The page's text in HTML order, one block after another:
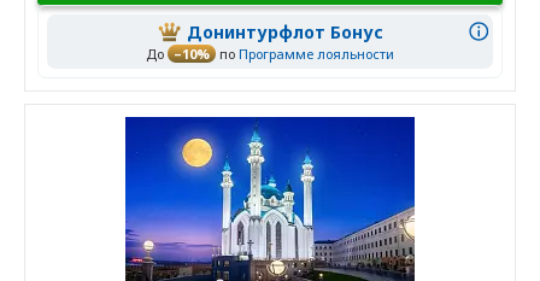
Донинтурфлот Бонус
До –10% по Программе лояльности